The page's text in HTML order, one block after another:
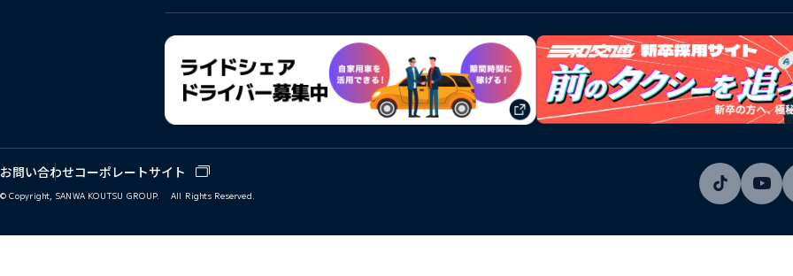
お問い合わせコーポレートサイト
© Copyright, SANWA KOUTSU GROUP. All Rights Reserved.